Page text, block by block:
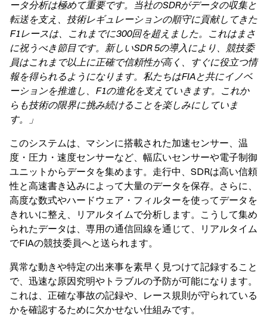
ータ分析は極めて重要です。当社のSDRがデータの収集と
転送を支え、技術レギュレーションの順守に貢献してきた
F1レースは、これまでに300回を超えました。これはまさ
に祝うべき節目です。新しいSDR 5の導入により、競技委
員はこれまで以上に正確で信頼性が高く、すぐに役立つ情
報を得られるようになります。私たちはFIAと共にイノベ
ーションを推進し、F1の進化を支えていきます。これか
らも技術の限界に挑み続けることを楽しみにしていま
す。」
このシステムは、マシンに搭載された加速センサー、温
度・圧力・速度センサーなど、幅広いセンサーや電子制御
ユニットからデータを集めます。走行中、SDRは高い信頼
性と高速書き込みによって大量のデータを保存。さらに、
高度な数式やハードウェア・フィルターを使ってデータを
きれいに整え、リアルタイムで分析します。こうして集め
られたデータは、専用の通信回線を通じて、リアルタイム
でFIAの競技委員へと送られます。
異常な動きや特定の出来事を素早く見つけて記録すること
で、迅速な原因究明やトラブルの予防が可能になります。
これは、正確な事故の記録や、レース規則が守られている
かを確認するために欠かせない仕組みです。